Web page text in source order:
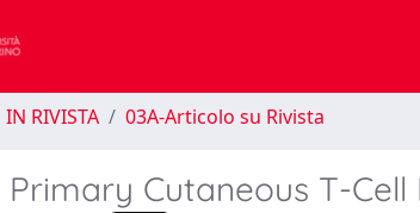
RIVISTA 03A-Articolo su Rivista
Primary Cutaneous T-